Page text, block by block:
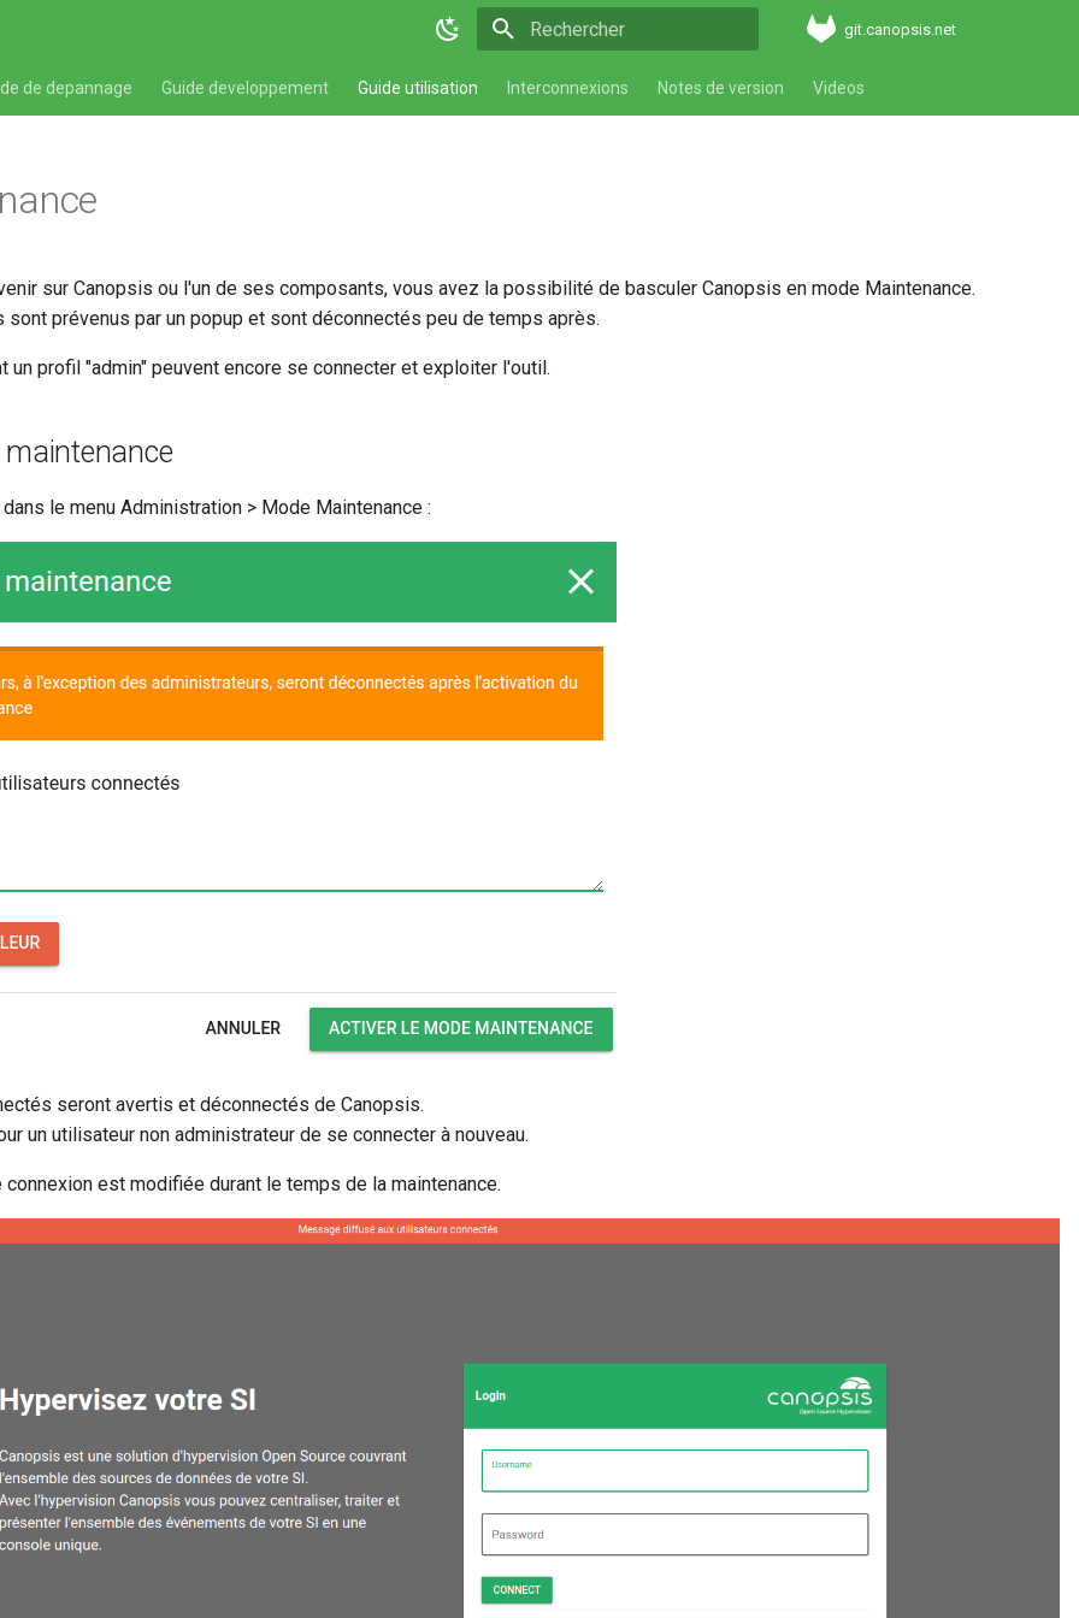
git.canopsis.net
de depannage Guide developpement Guide utilisation Interconnexions Notes de version Videos
sur Canopsis ou l'un de ses composants, vous avez la possibilité de basculer Canopsis en mode Maintenance.
prévenus par un popup et sont déconnectés peu de temps après.
un profil "admin" peuvent encore se connecter et exploiter l'outil.
maintenance
le menu Administration > Mode Maintenance :
seront avertis et déconnectés de Canopsis.
un utilisateur non administrateur de se connecter à nouveau.
connexion est modifiée durant le temps de la maintenance.